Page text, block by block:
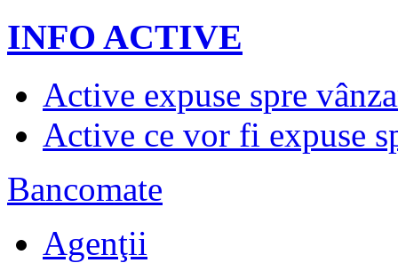
INFO ACTIVE
Active expuse spre
Active ce vor fi expuse
Bancomate
Agenţii